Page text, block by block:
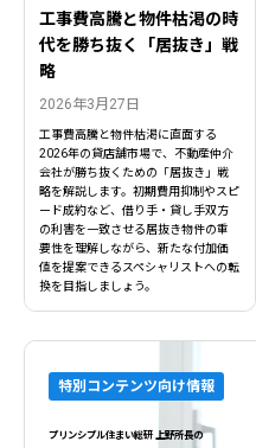
工事費高騰と物件枯渇の時
代を勝ち抜く「居抜き」戦
略
2026年3月27日
工事費高騰と物件枯渇に直面する
2026年の貸店舗市場で、不動産仲介
会社が勝ち抜くための「居抜き」戦
略を解説します。初期費用抑制やスピ
ード成約など、借り手・貸し手双方
の利害を一致させる居抜き物件の重
要性を理解しながら、新たな付加価
値を提案できるスペシャリストへの転
換を目指しましょう。
特別コンテンツ向け情報
プリンシプル住まい総研 上野所長の